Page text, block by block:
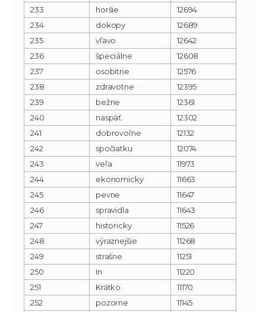
233
horšie
12694
234
dokopy
12689
235
vľavo
12642
236
špeciálne
12608
237
osobitne
12576
238
zdravotne
12395
239
bežne
12361
240
naspäť
12302
241
dobrovoľne
12132
242
spočiatku
12074
243
veľa
11973
244
ekonomicky
11663
245
pevne
11647
246
spravidla
11643
247
historicky
11526
248
výraznejšie
11268
249
strašne
11251
250
In
11220
251
Krátko
11170
252
pozorne
11145